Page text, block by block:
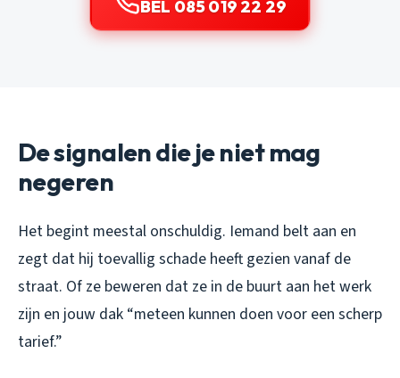
BEL 085 019 22 29
De signalen die je niet mag
negeren
Het begint meestal onschuldig. Iemand belt aan en
zegt dat hij toevallig schade heeft gezien vanaf de
straat. Of ze beweren dat ze in de buurt aan het werk
zijn en jouw dak “meteen kunnen doen voor een scherp
tarief.”